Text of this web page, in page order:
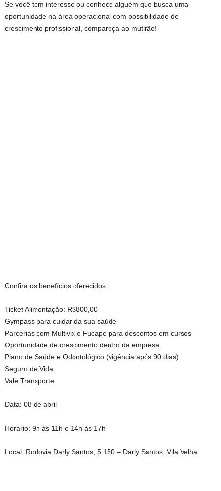
Se você tem interesse ou conhece alguém que busca uma
oportunidade na área operacional com possibilidade de
crescimento profissional, compareça ao mutirão!
Confira os benefícios oferecidos:
Ticket Alimentação: R$800,00
Gympass para cuidar da sua saúde
Parcerias com Multivix e Fucape para descontos em cursos
Oportunidade de crescimento dentro da empresa
Plano de Saúde e Odontológico (vigência após 90 dias)
Seguro de Vida
Vale Transporte
Data: 08 de abril
Horário: 9h às 11h e 14h às 17h
Local: Rodovia Darly Santos, 5.150 – Darly Santos, Vila Velha